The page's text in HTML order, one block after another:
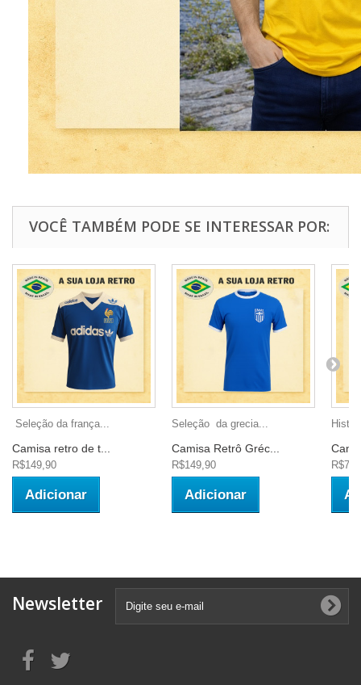
VOCÊ TAMBÉM PODE SE INTERESSAR POR:
Seleção da frança...
Camisa retro de t...
R$149,90
Adicionar
Seleção da grecia...
Camisa Retrô Gréc...
R$149,90
Adicionar
Newsletter